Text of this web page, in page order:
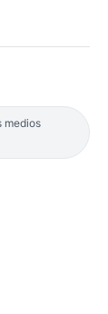
medios